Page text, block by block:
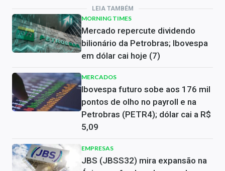
LEIA TAMBÉM
MORNING TIMES
Mercado repercute dividendo
bilionário da Petrobras; Ibovespa
em dólar cai hoje (7)
MERCADOS
Ibovespa futuro sobe aos 176 mil
pontos de olho no payroll e na
Petrobras (PETR4); dólar cai a R$
5,09
EMPRESAS
JBS (JBSS32) mira expansão na